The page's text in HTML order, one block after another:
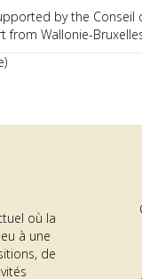
by the
from Wallonie-
où la
à une
de